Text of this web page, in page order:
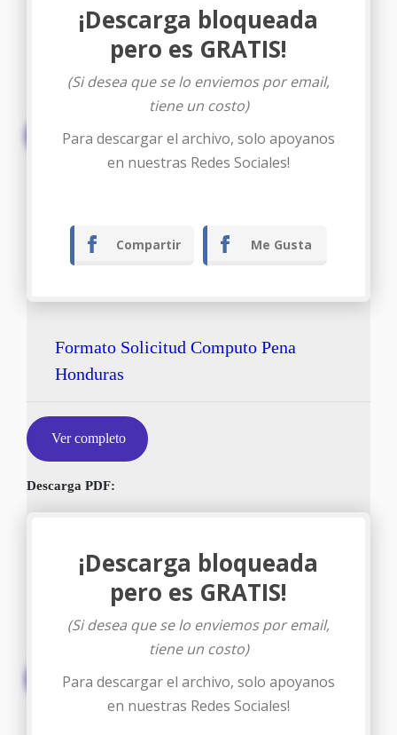
Descargar
¡Descarga bloqueada
pero es GRATIS!
(Si desea que se lo enviemos por email,
tiene un costo)
Para descargar el archivo, solo apoyanos
en nuestras Redes Sociales!
Compartir Me Gusta
Formato Solicitud Computo Pena
Honduras
Ver completo
Descarga PDF:
Descargar
¡Descarga bloqueada
pero es GRATIS!
(Si desea que se lo enviemos por email,
tiene un costo)
Para descargar el archivo, solo apoyanos
en nuestras Redes Sociales!